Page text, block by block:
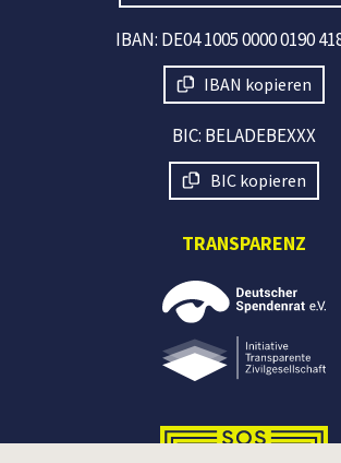
IBAN: DE04 1005 0000 0190
IBAN kopieren
BIC: BELADEBEXXX
BIC kopieren
TRANSPARENZ